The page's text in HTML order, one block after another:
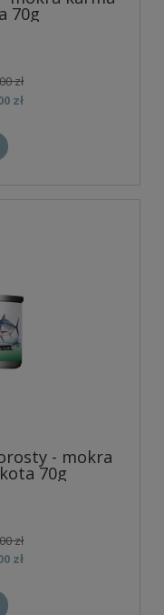
70g
zł
zł
- mokra
70g
zł
zł